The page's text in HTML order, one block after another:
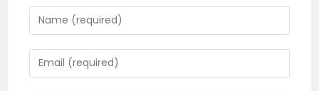
Enter
your
name
or
Enter
your